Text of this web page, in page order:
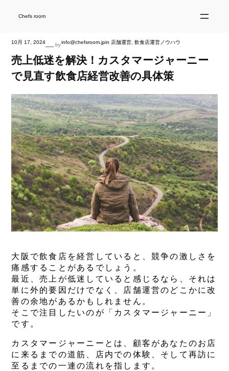
Chefs room
10月 17, 2024— byinfo@chefsroom.jpin 店舗運営 , 飲食店運営ノウハウ
売上低迷を解決！カスタマージャーニー
で見直す飲食店経営改善の具体策
大阪で飲食店を経営していると、競争の激しさを
痛感することがあるでしょう。
最近、売上が低迷していると感じるなら、それは
単に外的要因だけでなく、店舗運営のどこかに改
善の余地があるかもしれません。
そこで注目したいのが「カスタマージャーニー」
です。
カスタマージャーニーとは、顧客があなたのお店
に来るまでの道筋、店内での体験、そして再訪に
至るまでの一連の流れを指します。